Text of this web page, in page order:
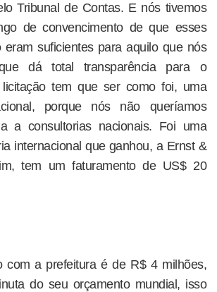
Tribunal de Contas. E nós tivemos
de convencimento de que esses
eram suficientes para aquilo que nós
dá total transparência para o
tem que ser como foi, uma
porque nós não queríamos
a consultorias nacionais. Foi uma
internacional que ganhou, a Ernst &
tem um faturamento de US$ 20
com a prefeitura é de R$ 4 milhões,
do seu orçamento mundial, isso